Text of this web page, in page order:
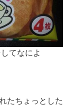
てなによ
たちょっとした